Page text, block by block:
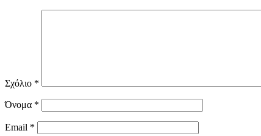
Σχόλιο *
Όνομα *
Email *